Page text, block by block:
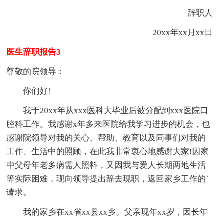
辞职人
20xx年xx月xx日
医生辞职报告3
尊敬的院领导：
你们好!
我于20xx年从xxx医科大毕业后被分配到xxx医院口
腔科工作。我感谢x年多来医院给我学习进步的机会，也
感谢院领导对我的关心、帮助、教育以及同事们对我的
工作、生活中的照顾，在此我非常衷心地感谢大家!因家
中父母年老多病需人照料，又因我与爱人长期两地生活
等实际困难，现向领导提出辞去现职，返回家乡工作的`
请求。
我的家乡在xx省xx县xx乡。父亲现年xx岁，因长年